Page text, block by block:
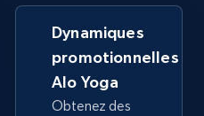
Currency, Initial
percent, and more.
Dynamiques
promotionnelles
Alo Yoga
Obtenez des